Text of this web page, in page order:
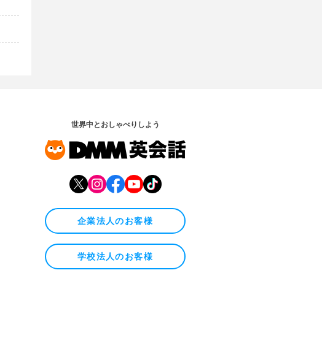
世界中とおしゃべりしよう
企業法人のお客様
学校法人のお客様